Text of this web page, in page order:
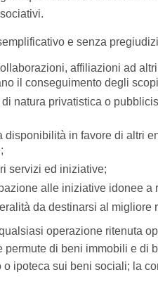
e senza
affiliazioni ad
il conseguimento degli
natura privatistica o
disponibilità in favore di altri
servizi ed iniziative;
alle iniziative idonee a
da destinarsi al
operazione ritenuta
permute di beni immobili e di
ipoteca sui beni sociali; la